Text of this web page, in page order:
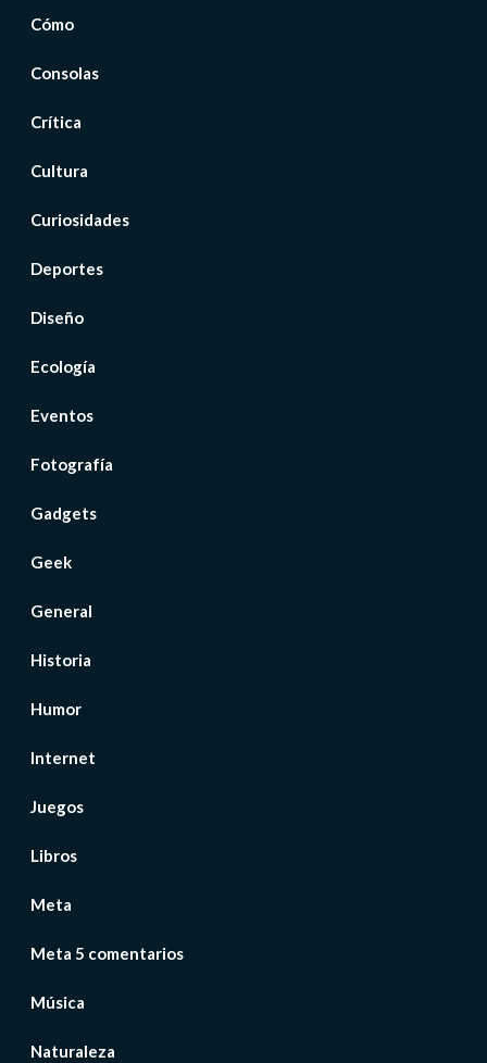
Cómo
Consolas
Crítica
Cultura
Curiosidades
Deportes
Diseño
Ecología
Eventos
Fotografía
Gadgets
Geek
General
Historia
Humor
Internet
Juegos
Libros
Meta
Meta 5 comentarios
Música
Naturaleza